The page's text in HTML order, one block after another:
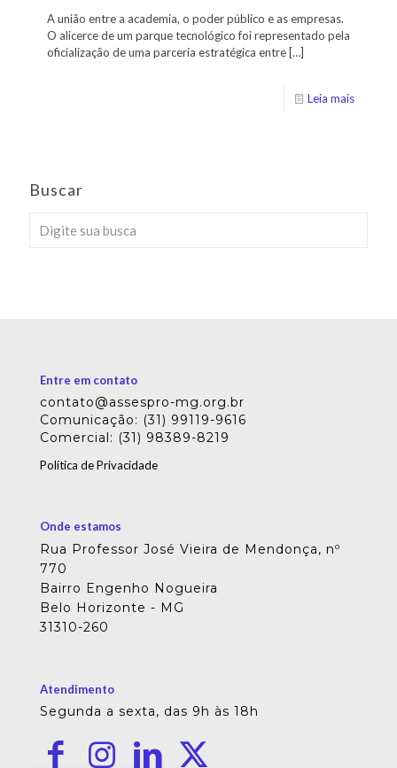
A união entre a academia, o poder público e as empresas.
O alicerce de um parque tecnológico foi representado pela
oficialização de uma parceria estratégica entre[…]
Leia mais
Buscar
Entre em contato
contato@assespro-mg.org.br
Comunicação: (31) 99119-9616
Comercial: (31) 98389-8219
Política de Privacidade
Onde estamos
Rua Professor José Vieira de Mendonça, nº
770
Bairro Engenho Nogueira
Belo Horizonte - MG
31310-260
Atendimento
Segunda a sexta, das 9h às 18h